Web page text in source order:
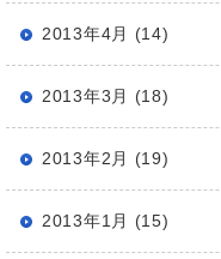
2013年4月 (14)
2013年3月 (18)
2013年2月 (19)
2013年1月 (15)